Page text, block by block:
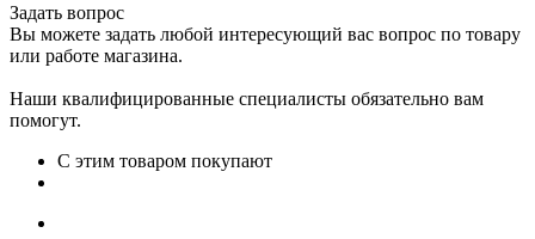
Задать вопрос
Вы можете задать любой интересующий вас вопрос по товару
или работе магазина.
Наши квалифицированные специалисты обязательно вам
помогут.
С этим товаром покупают